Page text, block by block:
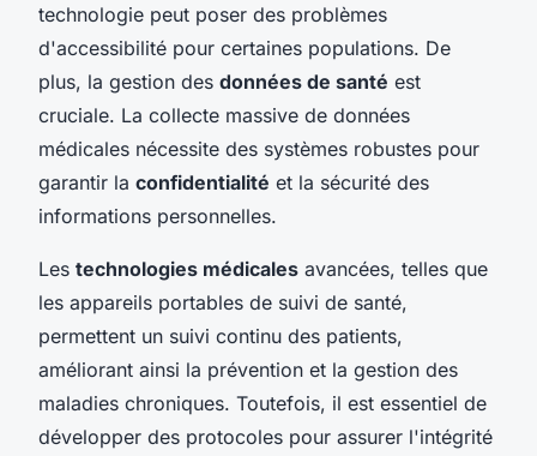
technologie peut poser des problèmes
d'accessibilité pour certaines populations. De
plus, la gestion des données de santé est
cruciale. La collecte massive de données
médicales nécessite des systèmes robustes pour
garantir la confidentialité et la sécurité des
informations personnelles.
Les technologies médicales avancées, telles que
les appareils portables de suivi de santé,
permettent un suivi continu des patients,
améliorant ainsi la prévention et la gestion des
maladies chroniques. Toutefois, il est essentiel de
développer des protocoles pour assurer l'intégrité